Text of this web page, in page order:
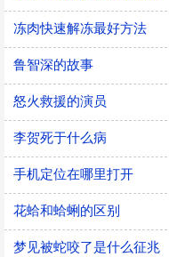
冻肉快速解冻最好方法
鲁智深的故事
怒火救援的演员
李贺死于什么病
手机定位在哪里打开
花蛤和蛤蜊的区别
梦见被蛇咬了是什么征兆